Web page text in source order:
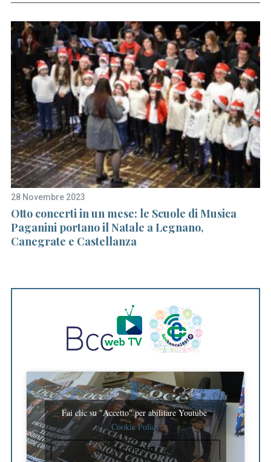
28 Novembre 2023
Otto concerti in un mese: le Scuole di Musica
Paganini portano il Natale a Legnano,
Canegrate e Castellanza
Fai clic su "Accetto" per abilitare Youtube
Cookie Policy
ACCETTO
r
: